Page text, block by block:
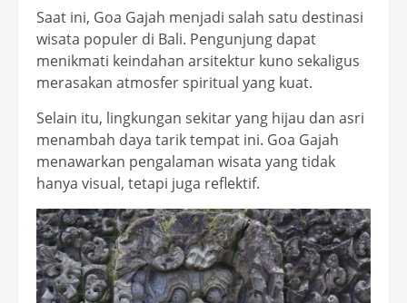
Saat ini, Goa Gajah menjadi salah satu destinasi
wisata populer di Bali. Pengunjung dapat
menikmati keindahan arsitektur kuno sekaligus
merasakan atmosfer spiritual yang kuat.
Selain itu, lingkungan sekitar yang hijau dan asri
menambah daya tarik tempat ini. Goa Gajah
menawarkan pengalaman wisata yang tidak
hanya visual, tetapi juga reflektif.